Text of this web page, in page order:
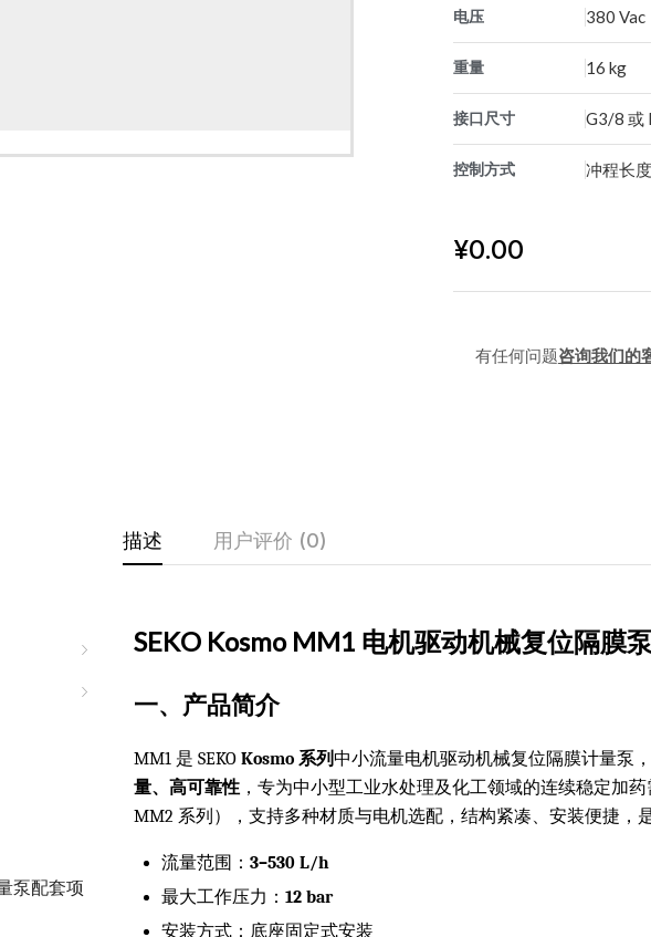
电压 380 Vac
重量 16 kg
接口尺寸 G3/8 或
控制方式 冲程长
¥0.00
有任何问题咨询我们的
泵配套项
描述 用户评价 (0)
SEKO Kosmo MM1 电机驱动机械复位隔膜
一、产品简介
MM1 是 SEKOKosmo 系列中小流量电机驱动机械复位隔膜计量泵
量、高可靠性 ，专为中小型工业水处理及化工领域的连续稳定加
MM2 系列），支持多种材质与电机选配，结构紧凑、安装便捷，
流量范围：3–530 L/h
最大工作压力：12 bar
安装方式：底座固定式安装